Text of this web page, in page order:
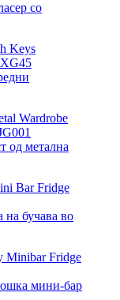
со
од метална
бучава во
мини-бар